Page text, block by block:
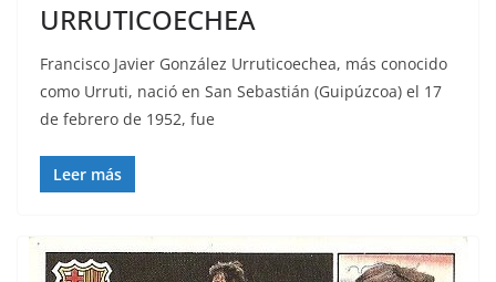
URRUTICOECHEA
Francisco Javier González Urruticoechea, más conocido
como Urruti, nació en San Sebastián (Guipúzcoa) el 17
de febrero de 1952, fue
Leer más